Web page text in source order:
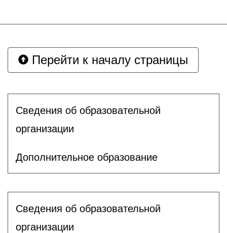
Перейти к началу страницы
Сведения об образовательной
организации
Дополнительное образование
Сведения об образовательной
организации